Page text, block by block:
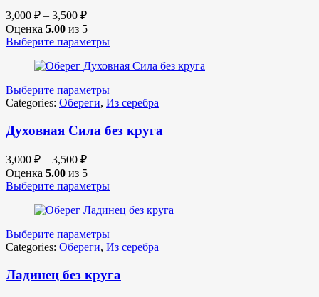
3,000 ₽ – 3,500 ₽
Оценка 5.00 из 5
Выберите параметры
Выберите параметры
Categories: Обереги, Из серебра
Духовная Сила без круга
3,000 ₽ – 3,500 ₽
Оценка 5.00 из 5
Выберите параметры
Выберите параметры
Categories: Обереги, Из серебра
Ладинец без круга